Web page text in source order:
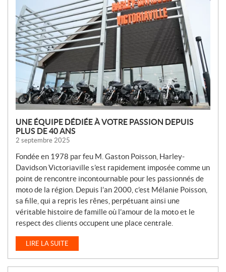
U
V
E
L
L
E
UNE ÉQUIPE DÉDIÉE À VOTRE PASSION DEPUIS
PLUS DE 40 ANS
2 septembre 2025
Fondée en 1978 par feu M. Gaston Poisson, Harley-
Davidson Victoriaville s’est rapidement imposée comme un
point de rencontre incontournable pour les passionnés de
moto de la région. Depuis l’an 2000, c’est Mélanie Poisson,
sa fille, qui a repris les rênes, perpétuant ainsi une
véritable histoire de famille où l’amour de la moto et le
respect des clients occupent une place centrale.
LIRE LA SUITE